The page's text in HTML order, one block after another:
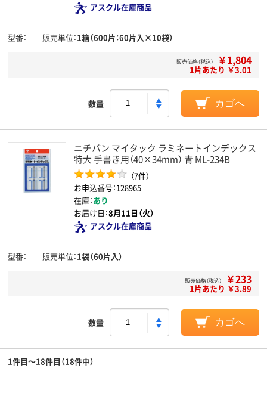
アスクル在庫商品
型番 販売単位 1箱（600片：60片入×10袋）
販売価格（税込） ￥1,804
1片あたり ￥3.01
数量 カゴへ
ニチバン マイタック ラミネートインデックス
特大 手書き用（40×34mm） 青 ML-234B
（7件）
お申込番号：128965
在庫：あり
お届け日：8月11日（火）
アスクル在庫商品
型番 販売単位 1袋（60片入）
販売価格（税込） ￥233
1片あたり ￥3.89
数量 カゴへ
1件目～18件目（18件中）